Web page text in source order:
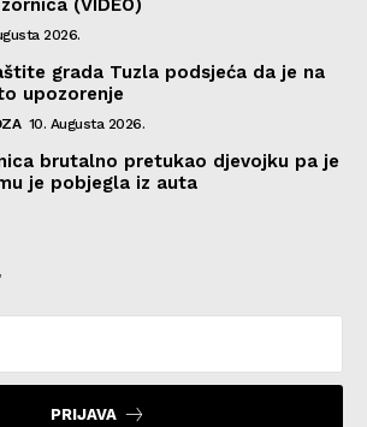
2026.
grada Tuzla podsjeća da je na
upozorenje
10. Augusta 2026.
brutalno pretukao djevojku pa je
je pobjegla iz auta
PRIJAVA